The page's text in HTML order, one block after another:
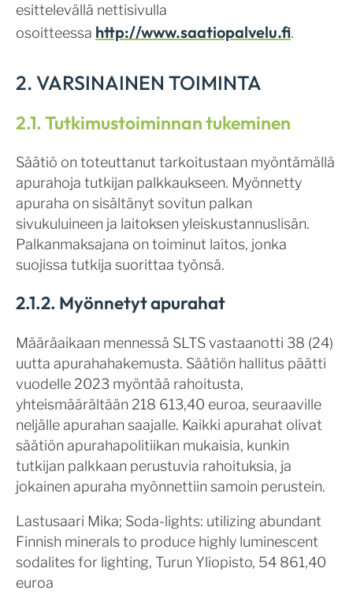
esittelevällä nettisivulla
osoitteessa http://www.saatiopalvelu.fi.
2. VARSINAINEN TOIMINTA
2.1. Tutkimustoiminnan tukeminen
Säätiö on toteuttanut tarkoitustaan myöntämällä
apurahoja tutkijan palkkaukseen. Myönnetty
apuraha on sisältänyt sovitun palkan
sivukuluineen ja laitoksen yleiskustannuslisän.
Palkanmaksajana on toiminut laitos, jonka
suojissa tutkija suorittaa työnsä.
2.1.2. Myönnetyt apurahat
Määräaikaan mennessä SLTS vastaanotti 38 (24)
uutta apurahahakemusta. Säätiön hallitus päätti
vuodelle 2023 myöntää rahoitusta,
yhteismäärältään 218 613,40 euroa, seuraaville
neljälle apurahan saajalle. Kaikki apurahat olivat
säätiön apurahapolitiikan mukaisia, kunkin
tutkijan palkkaan perustuvia rahoituksia, ja
jokainen apuraha myönnettiin samoin perustein.
Lastusaari Mika; Soda-lights: utilizing abundant
Finnish minerals to produce highly luminescent
sodalites for lighting, Turun Yliopisto, 54 861,40
euroa